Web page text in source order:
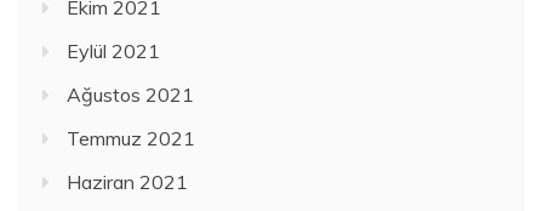
Ekim 2021
Eylül 2021
Ağustos 2021
Temmuz 2021
Haziran 2021